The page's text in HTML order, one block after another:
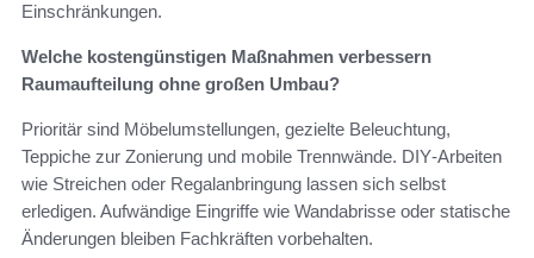
Einschränkungen.
Welche kostengünstigen Maßnahmen verbessern
Raumaufteilung ohne großen Umbau?
Prioritär sind Möbelumstellungen, gezielte Beleuchtung,
Teppiche zur Zonierung und mobile Trennwände. DIY‑Arbeiten
wie Streichen oder Regalanbringung lassen sich selbst
erledigen. Aufwändige Eingriffe wie Wandabrisse oder statische
Änderungen bleiben Fachkräften vorbehalten.